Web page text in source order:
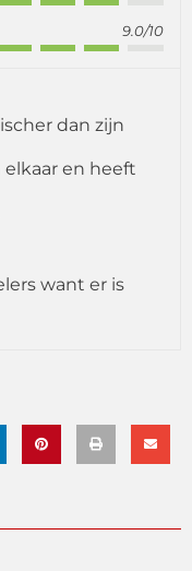
9.0/10
dan zijn
en heeft
want er is